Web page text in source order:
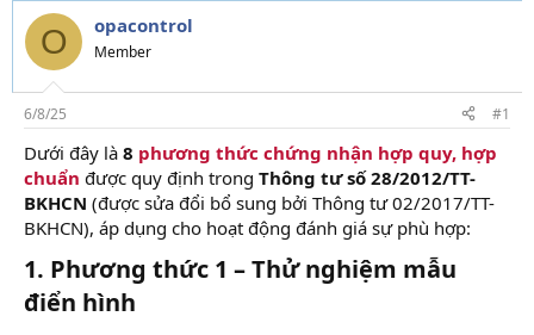
r
e
d
s
t
a
r
t
e
r
à
y
g
i
O opacontrol
Member
6/8/25 #1
Dưới đây là 8 phương thức chứng nhận hợp quy, hợp
chuẩn được quy định trong Thông tư số 28/2012/TT-
BKHCN (được sửa đổi bổ sung bởi Thông tư 02/2017/TT-
BKHCN), áp dụng cho hoạt động đánh giá sự phù hợp:
1. Phương thức 1 – Thử nghiệm mẫu
điển hình